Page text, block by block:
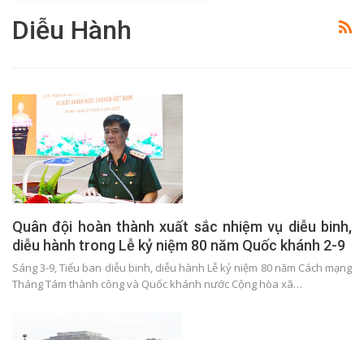
Diễu Hành
Quân đội hoàn thành xuất sắc nhiệm vụ diễu binh,
diễu hành trong Lễ kỷ niệm 80 năm Quốc khánh 2-9
Sáng 3-9, Tiểu ban diễu binh, diễu hành Lễ kỷ niệm 80 năm Cách mạng
Tháng Tám thành công và Quốc khánh nước Cộng hòa xã…